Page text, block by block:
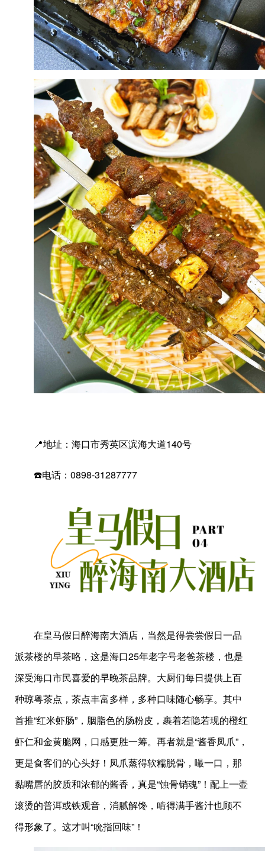
📍地址：海口市秀英区滨海大道140号
☎️电话：0898-31287777
在皇马假日醉海南大酒店，当然是得尝尝假日一品
派茶楼的早茶咯，这是海口25年老字号老爸茶楼，也是
深受海口市民喜爱的早晚茶品牌。大厨们每日提供上百
种琼粤茶点，茶点丰富多样，多种口味随心畅享。其中
首推“红米虾肠”，胭脂色的肠粉皮，裹着若隐若现的橙红
虾仁和金黄脆网，口感更胜一筹。再者就是“酱香凤爪”，
更是食客们的心头好！凤爪蒸得软糯脱骨，嘬一口，那
黏嘴唇的胶质和浓郁的酱香，真是“蚀骨销魂”！配上一壶
滚烫的普洱或铁观音，消腻解馋，啃得满手酱汁也顾不
得形象了。这才叫“吮指回味”！